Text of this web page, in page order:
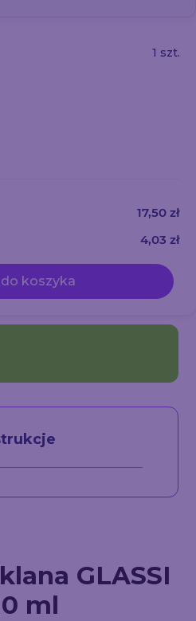
1 szt.
17,50 zł
4,03 zł
koszyka
GLASSI
ml